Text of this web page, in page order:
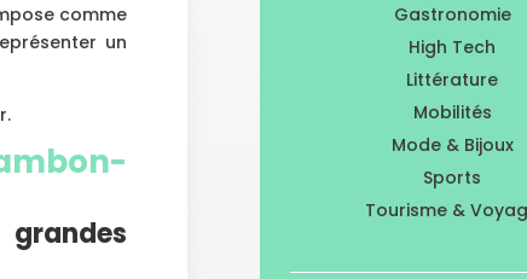
comme
un
Gastronomie
High Tech
Littérature
Mobilités
Mode & Bijoux
Sports
Tourisme &